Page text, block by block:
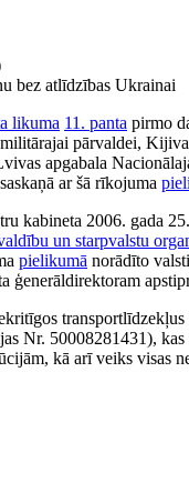
bez atlīdzības Ukrainai
likuma 11. panta pirmo
pārvaldei,
apgabala
ar šā rīkojuma
kabineta 2006. gada
un starpvalstu
pielikumā norādīto
ģenerāldirektoram
Nr. 50008281431),
kā arī veiks visas